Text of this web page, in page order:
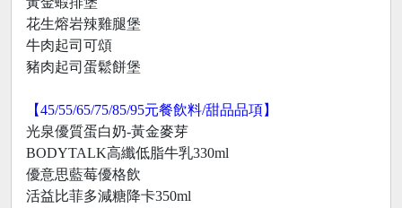
花生熔岩辣雞腿堡
牛肉起司可頌
豬肉起司蛋鬆餅堡
【45/55/65/75/85/95元餐飲料/甜品品項】
光泉優質蛋白奶-黃金麥芽
BODYTALK高纖低脂牛乳330ml
優意思藍莓優格飲
活益比菲多減糖降卡350ml